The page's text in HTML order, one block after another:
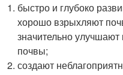
быстро и глубоко
хорошо взрыхляют
значительно
почвы;
создают